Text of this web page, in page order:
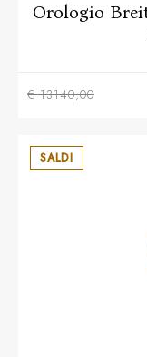
Orologio
€ 13140,00
SALDI